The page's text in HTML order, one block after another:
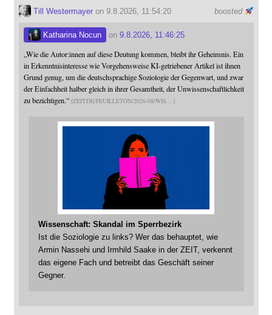
boosted
Till Westermayeron 9.8.2026, 11:54:20
Katharina Nocun on 9.8.2026, 11:46:25
„Wie die Autor:innen auf diese Deutung kommen, bleibt ihr Geheimnis. Ein
in Erkenntnisinteresse wie Vorgehensweise KI-getriebener Artikel ist ihnen
Grund genug, um die deutschsprachige Soziologie der Gegenwart, und zwar
der Einfachheit halber gleich in ihrer Gesamtheit, der Unwissenschaftlichkeit
zu bezichtigen.“ ZEIT.DE/FEUILLETON/2026-08/WIS
Wissenschaft: Skandal im Sperrbezirk
Ist die Soziologie zu links? Wer das behauptet, wie
Armin Nassehi und Irmhild Saake in der ZEIT, verkennt
das eigene Fach und betreibt das Geschäft seiner
Gegner.